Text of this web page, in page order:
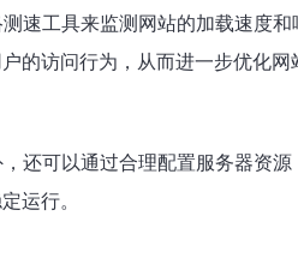
速工具来监测网站的加载速度
的访问行为，从而进一步优化网
还可以通过合理配置服务器资
运行。